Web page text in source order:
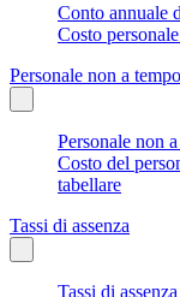
Conto annuale
Costo
Personale non a
Personale non
Costo del
tabellare
Tassi di assenza
Tassi di assenza